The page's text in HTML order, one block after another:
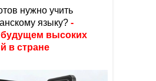
нужно учить
языку? -
будущем высоких
в стране